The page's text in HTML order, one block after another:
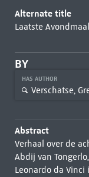
Alternate title
Laatste Avondmaal
BY
HAS AUTHOR
Verschatse,
Abstract
Verhaal over de
Abdij van
Leonardo da